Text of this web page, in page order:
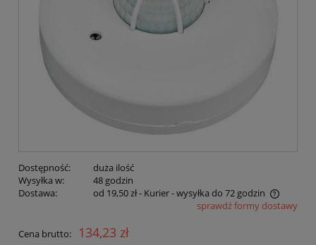
Dostępność:
duża ilość
Wysyłka w:
48 godzin
Dostawa:
od 19,50 zł- Kurier - wysyłka do 72 godzin
Cena nie zawiera ewentualnych kosztów płatnościsprawdź formy dostawy
Cena brutto: 134,23 zł